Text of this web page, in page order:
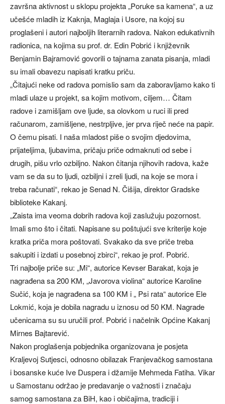
završna aktivnost u sklopu projekta „Poruke sa kamena“, a uz
učešće mladih iz Kaknja, Maglaja i Usore, na kojoj su
proglašeni i autori najboljih literarnih radova. Nakon edukativnih
radionica, na kojima su prof. dr. Edin Pobrić i književnik
Benjamin Bajramović govorili o tajnama zanata pisanja, mladi
su imali obavezu napisati kratku priču.
„Čitajući neke od radova pomislio sam da zaboravljamo kako ti
mladi ulaze u projekt, sa kojim motivom, ciljem… Čitam
radove i zamišljam ove ljude, sa olovkom u ruci ili pred
računarom, zamišljene, nestrpljive, jer prva riječ neće na papir.
O čemu pisati. I naša mladost piše o svojim djedovima,
prijateljima, ljubavima, pričaju priče odmaknuti od sebe i
drugih, pišu vrlo ozbiljno. Nakon čitanja njihovih radova, kaže
vam se da su to ljudi, ozbiljni i zreli ljudi, na koje se mora i
treba računati“, rekao je Senad N. Čišija, direktor Gradske
biblioteke Kakanj.
„Zaista ima veoma dobrih radova koji zaslužuju pozornost.
Imali smo što i čitati. Napisane su poštujući sve kriterije koje
kratka priča mora poštovati. Svakako da sve priče treba
sakupiti i izdati u posebnoj zbirci“, rekao je prof. Pobrić.
Tri najbolje priče su: „Mi“, autorice Kevser Barakat, koja je
nagrađena sa 200 KM, „Javorova violina“ autorice Karoline
Sučić, koja je nagrađena sa 100 KM i „ Psi rata“ autorice Ele
Lokmić, koja je dobila nagradu u iznosu od 50 KM. Nagrade
učenicama su su uručili prof. Pobrić i načelnik Općine Kakanj
Mirnes Bajtarević.
Nakon proglašenja pobjednika organizovana je posjeta
Kraljevoj Sutjesci, odnosno obilazak Franjevačkog samostana
i bosanske kuće Ive Duspera i džamije Mehmeda Fatiha. Vikar
u Samostanu održao je predavanje o važnosti i značaju
samog samostana za BiH, kao i običajima, tradiciji i